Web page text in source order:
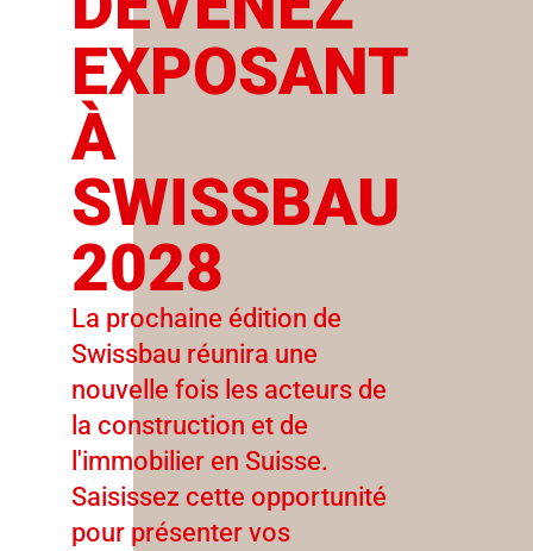
EXPOSANT
À
SWISSBAU
2028
La prochaine édition de
Swissbau réunira une
nouvelle fois les acteurs de
la construction et de
l'immobilier en Suisse.
Saisissez cette opportunité
pour présenter vos